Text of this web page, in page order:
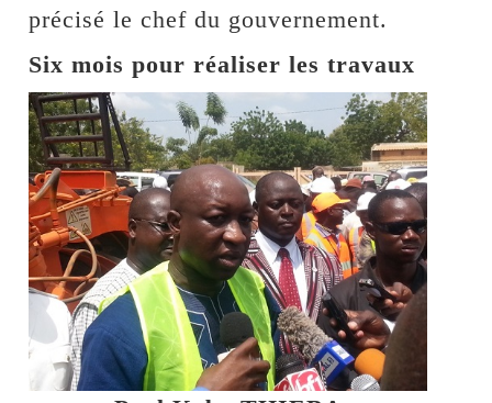
précisé le chef du gouvernement.
Six mois pour réaliser les travaux